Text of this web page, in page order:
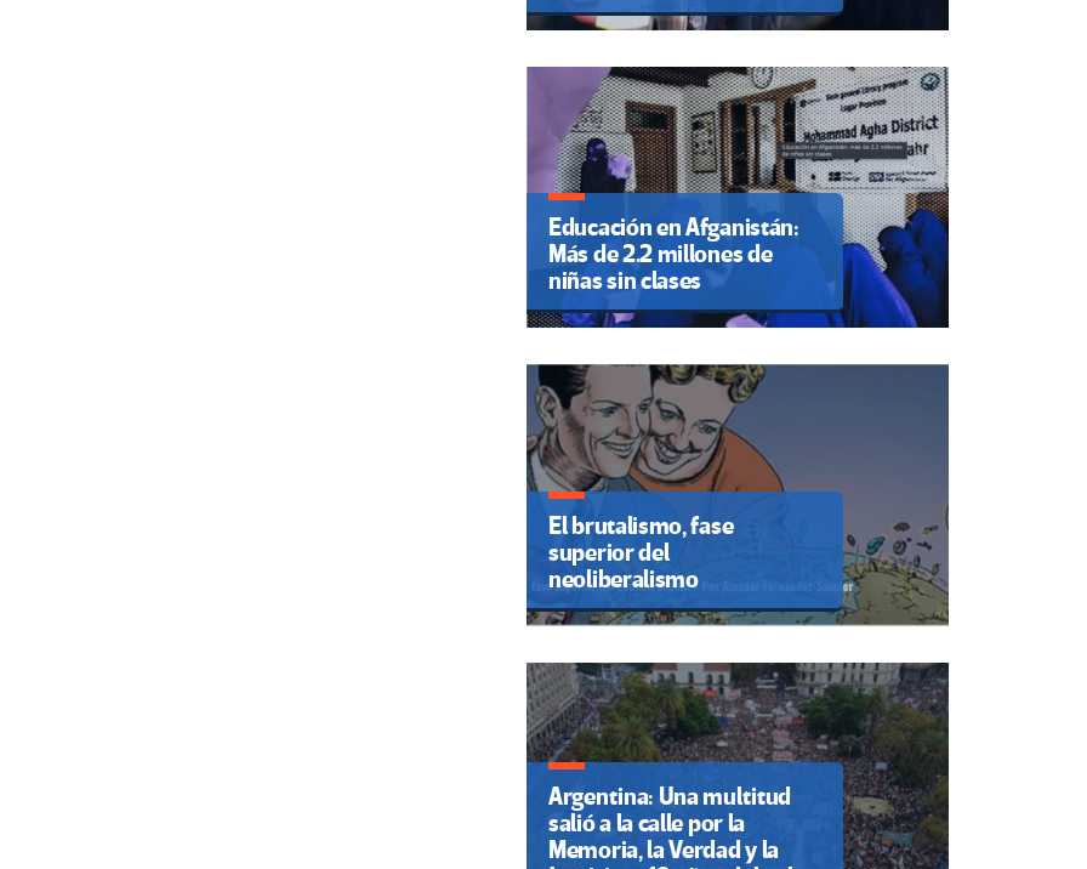
Educación en Afganistán:
Más de 2.2 millones de
niñas sin clases
El brutalismo, fase
superior del
neoliberalismo
Argentina: Una multitud
salió a la calle por la
Memoria, la Verdad y la